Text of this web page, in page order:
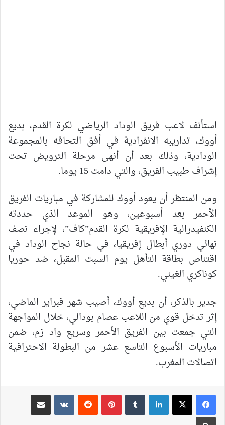
استأنف لاعب فريق الوداد الرياضي لكرة القدم، بديع
أووك، تداريبه الانفرادية في أفق التحاقه بالمجموعة
الودادية، وذلك بعد أن أنهى مرحلة الترويض تحت
إشراف طبيب الفريق، والتي دامت 15 يوما.
ومن المنتظر أن يعود أووك للمشاركة في مباريات الفريق
الأحمر بعد أسبوعين، وهو الموعد الذي حددته
الكنفيدرالية الإفريقية لكرة القدم”كاف”، لإجراء نصف
نهائي دوري أبطال إفريقيا، في حالة نجاح الوداد في
اقتناص بطاقة التأهل يوم السبت المقبل، ضد حوريا
كوناكري الغيني.
جدير بالذكر، أن بديع أووك، أصيب شهر فبراير الماضي،
إثر تدخل قوي من اللاعب عصام بودالي، خلال المواجهة
التي جمعت بين الفريق الأحمر وسريع واد زم، ضمن
مباريات الأسبوع التاسع عشر من البطولة الاحترافية
اتصالات المغرب.
لينكدإن بينتيريست
مشاركة عبر البريد
طباعة